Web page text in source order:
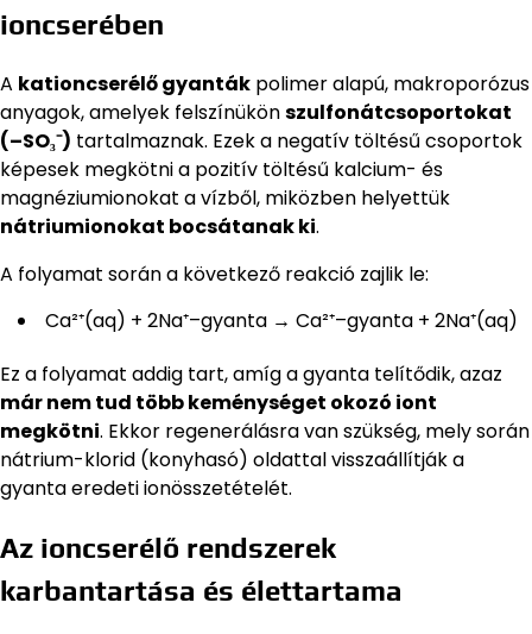
ioncserében
A kationcserélő gyanták polimer alapú, makroporózus
anyagok, amelyek felszínükönszulfonátcsoportokat
(–SO₃⁻) tartalmaznak. Ezek a negatív töltésű csoportok
képesek megkötni a pozitív töltésű kalcium- és
magnéziumionokat a vízből, miközben helyettük
nátriumionokat bocsátanak ki.
A folyamat során a következő reakció zajlik le:
Ca²⁺(aq) + 2Na⁺–gyanta → Ca²⁺–gyanta + 2Na⁺(aq)
Ez a folyamat addig tart, amíg a gyanta telítődik, azaz
már nem tud több keménységet okozó iont
megkötni. Ekkor regenerálásra van szükség, mely során
nátrium-klorid (konyhasó) oldattal visszaállítják a
gyanta eredeti ionösszetételét.
Az ioncserélő rendszerek
karbantartása és élettartama